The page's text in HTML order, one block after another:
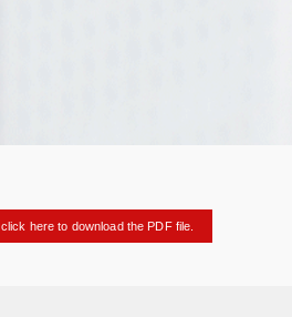
click here to download the PDF file.